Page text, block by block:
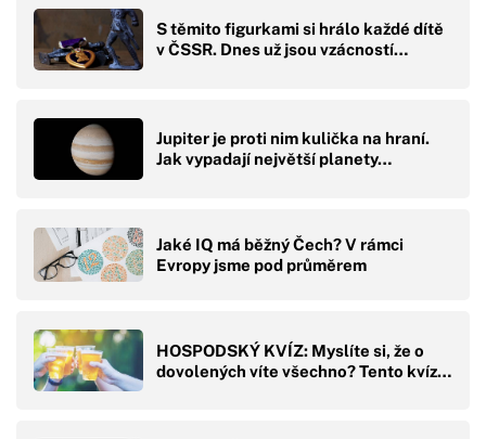
S těmito figurkami si hrálo každé dítě
v ČSSR. Dnes už jsou vzácností…
Jupiter je proti nim kulička na hraní.
Jak vypadají největší planety…
Jaké IQ má běžný Čech? V rámci
Evropy jsme pod průměrem
HOSPODSKÝ KVÍZ: Myslíte si, že o
dovolených víte všechno? Tento kvíz…